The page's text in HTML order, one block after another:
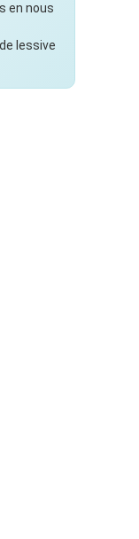
en nous
lessive